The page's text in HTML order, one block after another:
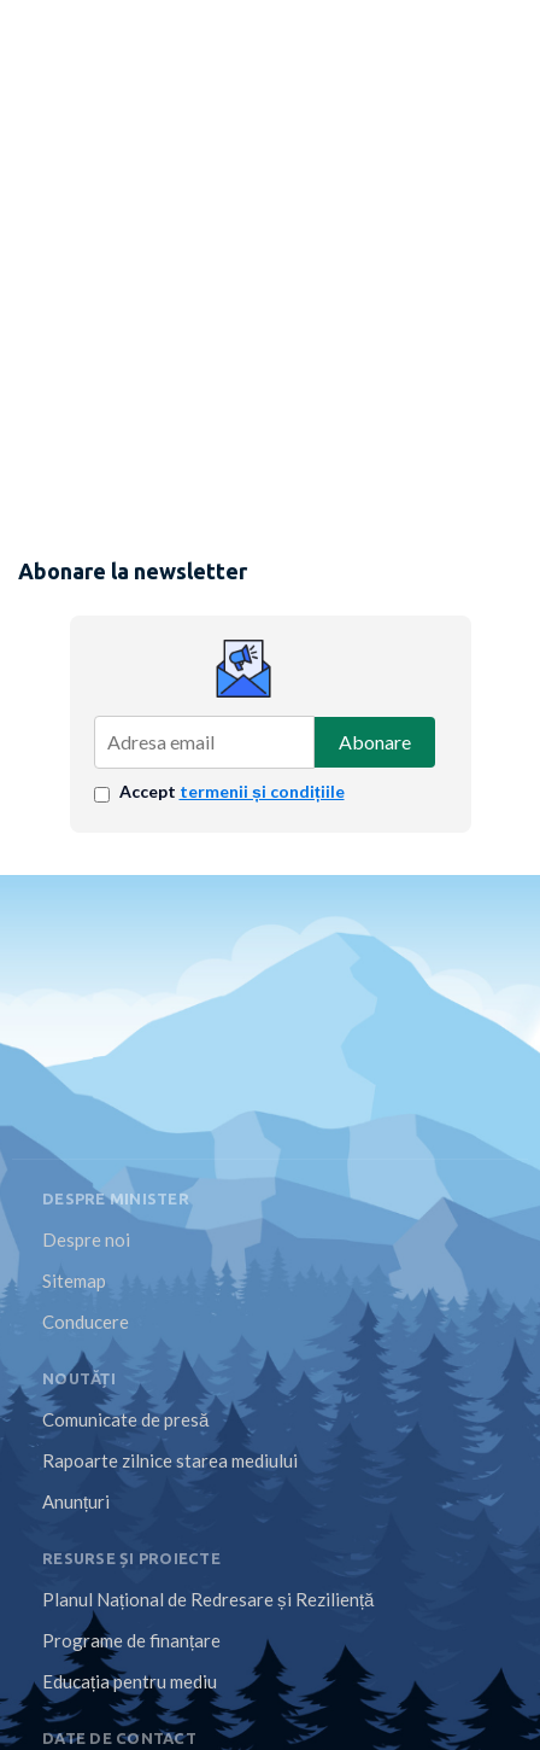
Abonare la newsletter
Abonare
Accept termenii și condițiile
DESPRE MINISTER
Despre noi
Sitemap
Conducere
NOUTĂȚI
Comunicate de presă
Rapoarte zilnice starea mediului
Anunțuri
RESURSE ȘI PROIECTE
Planul Național de Redresare și Reziliență
Programe de finanțare
Educația pentru mediu
DATE DE CONTACT